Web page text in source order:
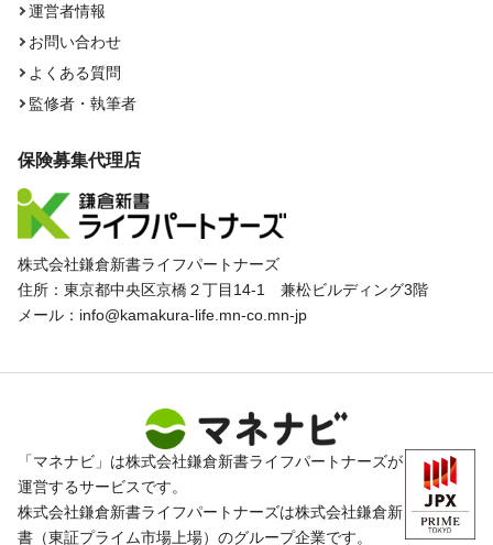
運営者情報
お問い合わせ
よくある質問
監修者・執筆者
保険募集代理店
株式会社鎌倉新書ライフパートナーズ
住所：東京都中央区京橋２丁目14-1 兼松ビルディング3階
メール：info@kamakura-life.mn-co.mn-jp
「マネナビ」は株式会社鎌倉新書ライフパートナーズが
運営するサービスです。
株式会社鎌倉新書ライフパートナーズは株式会社鎌倉新
書（東証プライム市場上場）のグループ企業です。